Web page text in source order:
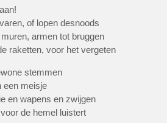
of lopen desnoods
armen tot bruggen
raketten, voor het vergeten
stemmen
een meisje
en wapens en zwijgen
de hemel luistert